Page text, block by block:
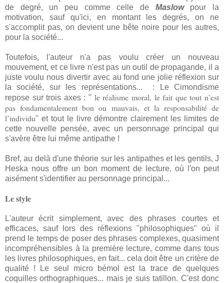
de degré, un peu comme celle de Maslowpour la
motivation, sauf qu'ici, en montant les degrés, on ne
s'accomplit pas, on devient une bête noire pour les autres,
pour la société...
Toutefois, l'auteur n'a pas voulu créer un nouveau
mouvement, et ce livre n'est pas un outil de propagande, il a
juste voulu nous divertir avec au fond une jolie réflexion sur
la société, sur les représentations... : Le Cimondisme
repose sur trois axes : " le réalisme moral, le fait que tout n’est
pas fondamentalement bon ou mauvais, et la responsabilité de
l’individu" et tout le livre démontre clairement les limites de
cette nouvelle pensée, avec un personnage principal qui
s'avère être lui même antipathe !
Bref, au delà d'une théorie sur les antipathes et les gentils, J
Heska nous offre un bon moment de lecture, où l'on peut
aisément s'identifier au personnage principal...
Le style
L'auteur écrit simplement, avec des phrases courtes et
efficaces, sauf lors des réflexions "philosophiques" où il
prend le temps de poser des phrases complexes, quasiment
incompréhensibles à la première lecture, comme dans tous
les livres philosophiques, en fait... cela doit être un critère de
qualité ! Le seul micro bémol est la trace de quelques
coquilles orthographiques... mais je suis tatillon. C'est donc